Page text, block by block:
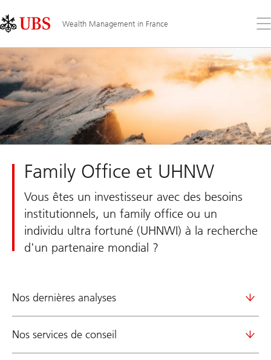
Links
Area
Wealth Management in France
le
Family Office et UHNW
Vous êtes un investisseur avec des besoins
institutionnels, un family office ou un
individu ultra fortuné (UHNWI) à la recherche
d'un partenaire mondial ?
Nos dernières analyses
Nos services de conseil